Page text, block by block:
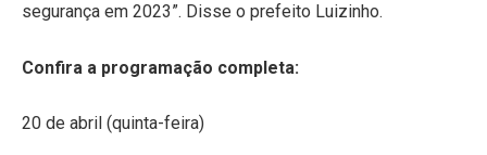
segurança em 2023”. Disse o prefeito Luizinho.
Confira a programação completa:
20 de abril (quinta-feira)